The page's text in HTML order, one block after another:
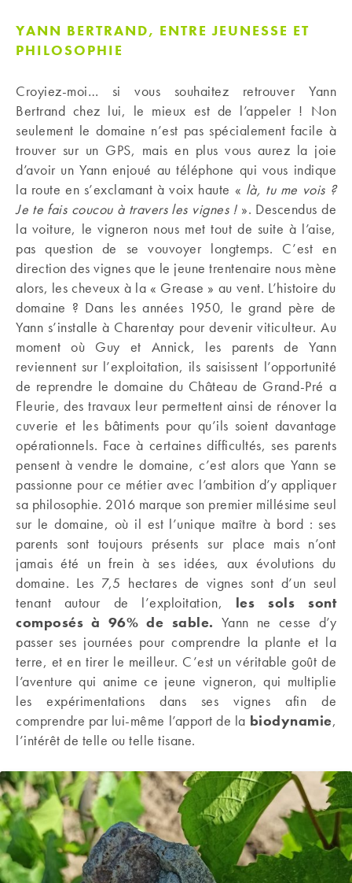
YANN BERTRAND, ENTRE JEUNESSE ET
PHILOSOPHIE
Croyiez-moi… si vous souhaitez retrouver Yann
Bertrand chez lui, le mieux est de l’appeler ! Non
seulement le domaine n’est pas spécialement facile à
trouver sur un GPS, mais en plus vous aurez la joie
d’avoir un Yann enjoué au téléphone qui vous indique
la route en s’exclamant à voix haute « là, tu me vois ?
Je te fais coucou à travers les vignes !». Descendus de
la voiture, le vigneron nous met tout de suite à l’aise,
pas question de se vouvoyer longtemps. C’est en
direction des vignes que le jeune trentenaire nous mène
alors, les cheveux à la « Grease » au vent. L’histoire du
domaine ? Dans les années 1950, le grand père de
Yann s’installe à Charentay pour devenir viticulteur. Au
moment où Guy et Annick, les parents de Yann
reviennent sur l’exploitation, ils saisissent l’opportunité
de reprendre le domaine du Château de Grand-Pré a
Fleurie, des travaux leur permettent ainsi de rénover la
cuverie et les bâtiments pour qu’ils soient davantage
opérationnels. Face à certaines difficultés, ses parents
pensent à vendre le domaine, c’est alors que Yann se
passionne pour ce métier avec l’ambition d’y appliquer
sa philosophie. 2016 marque son premier millésime seul
sur le domaine, où il est l’unique maître à bord : ses
parents sont toujours présents sur place mais n’ont
jamais été un frein à ses idées, aux évolutions du
domaine. Les 7,5 hectares de vignes sont d’un seul
tenant autour de l’exploitation, les sols sont
composés à 96% de sable. Yann ne cesse d’y
passer ses journées pour comprendre la plante et la
terre, et en tirer le meilleur. C’est un véritable goût de
l’aventure qui anime ce jeune vigneron, qui multiplie
les expérimentations dans ses vignes afin de
comprendre par lui-même l’apport de la biodynamie,
l’intérêt de telle ou telle tisane.